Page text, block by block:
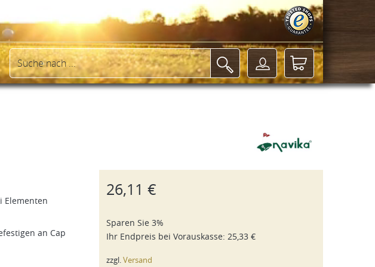
Elementen
an Cap
26,11 €
Sparen Sie 3%
Ihr Endpreis bei Vorauskasse: 25,33 €
zzgl.Versand